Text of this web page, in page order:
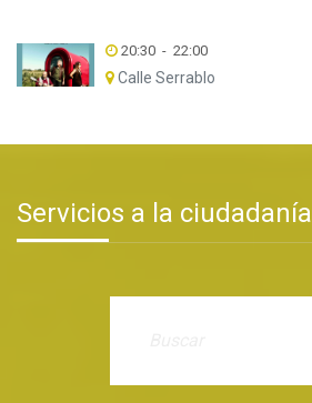
20:30 - 22:00
Calle Serrablo
Servicios a la ciudadanía